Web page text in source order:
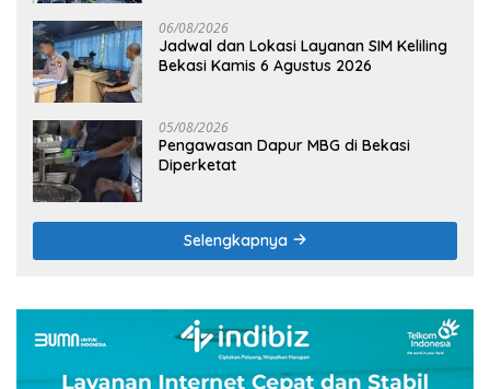
06/08/2026
Jadwal dan Lokasi Layanan SIM Keliling
Bekasi Kamis 6 Agustus 2026
05/08/2026
Pengawasan Dapur MBG di Bekasi
Diperketat
Selengkapnya